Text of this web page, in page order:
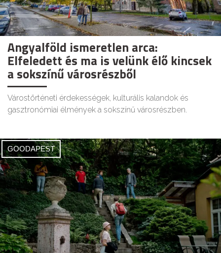
Angyalföld ismeretlen arca:
Elfeledett és ma is velünk élő kincsek
a sokszínű városrészből
Várostörténeti érdekességek, kulturális kalandok és
gasztronómiai élmények a sokszínű városrészben.
GOODAPEST